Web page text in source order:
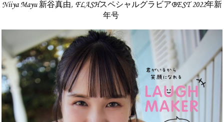
Niiya Mayu 新谷真由, FLASHスペシャルグラビアBEST 2022年新
年号